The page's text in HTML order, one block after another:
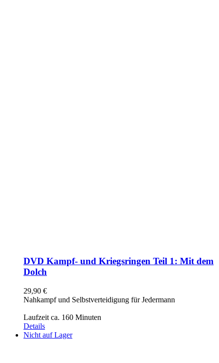
DVD Kampf- und Kriegsringen Teil 1: Mit dem
Dolch
29,90 €
Nahkampf und Selbstverteidigung für Jedermann
Laufzeit ca. 160 Minuten
Details
Nicht auf Lager